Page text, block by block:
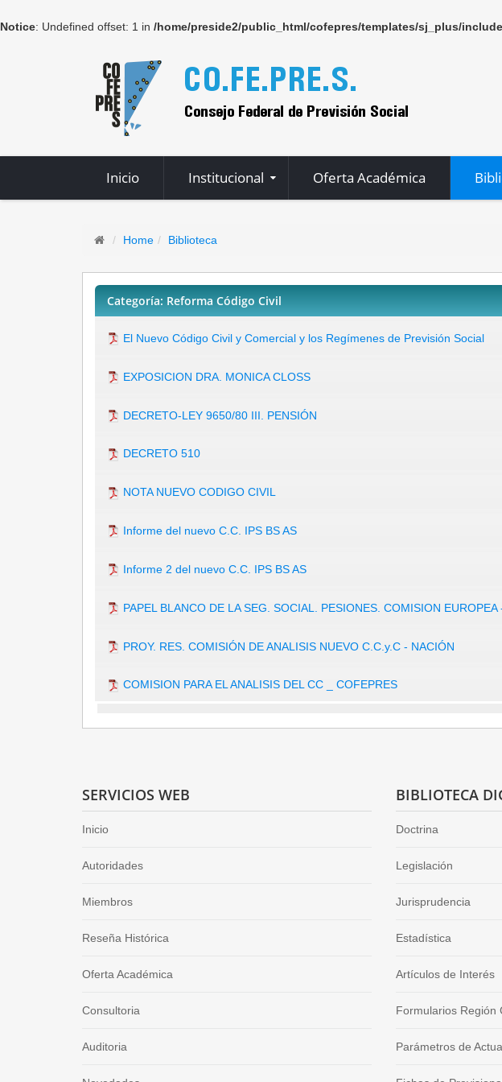
Notice: Undefined offset: 1 in /home/preside2/public_html/cofepres/templates/sj_plus/
Inicio Institucional Oferta Académica
Home Biblioteca
Categoría: Reforma Código Civil
El Nuevo Código Civil y Comercial y los Regímenes de Previsión Social
EXPOSICION DRA. MONICA CLOSS
DECRETO-LEY 9650/80 III. PENSIÓN
DECRETO 510
NOTA NUEVO CODIGO CIVIL
Informe del nuevo C.C. IPS BS AS
Informe 2 del nuevo C.C. IPS BS AS
PAPEL BLANCO DE LA SEG. SOCIAL. PESIONES. COMISION EUROPEA
PROY. RES. COMISIÓN DE ANALISIS NUEVO C.C.y.C - NACIÓN
COMISION PARA EL ANALISIS DEL CC _ COFEPRES
SERVICIOS WEB
Inicio
Autoridades
Miembros
Reseña Histórica
Oferta Académica
Consultoria
Auditoria
BIBLIOTECA
Doctrina
Legislación
Jurisprudencia
Estadística
Artículos de Interés
Formularios Región
Parámetros de